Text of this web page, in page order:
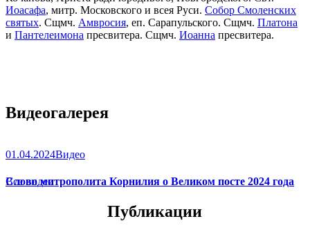
Иоасафа, митр. Московского и всея Руси. Собор Смоленских
святых. Сщмч. Амвросия, еп. Сарапульского. Сщмч. Платона
и Пантелеимона пресвитера. Сщмч. Иоанна пресвитера.
Видеогалерея
01.04.2024Видео
Слово митрополита Корнилия о Великом посте 2024 года
Все видео
Публикации